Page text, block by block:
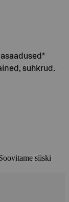
suhkrud.
siiski